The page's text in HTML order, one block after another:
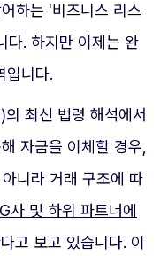
하는 '비즈니스 리스
다. 하지만 이제는 완
입니다.
최신 법령 해석에서
자금을 이체할 경우,
니라 거래 구조에 따
사 및 하위 파트너에
고 보고 있습니다. 이